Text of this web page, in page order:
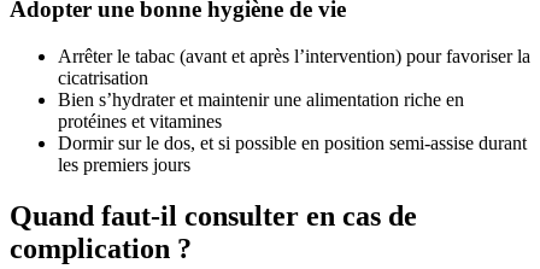
Adopter une bonne hygiène de vie
Arrêter le tabac (avant et après l’intervention) pour favoriser la
cicatrisation
Bien s’hydrater et maintenir une alimentation riche en
protéines et vitamines
Dormir sur le dos, et si possible en position semi-assise durant
les premiers jours
Quand faut-il consulter en cas de
complication ?